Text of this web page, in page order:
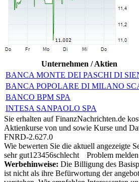
Unternehmen / Aktien
BANCA MONTE DEI PASCHI DI
BANCA POPOLARE DI MILANO
BANCO BPM SPA
INTESA SANPAOLO SPA
Sie erhalten auf FinanzNachrichten.de
Aktienkurse von und sowie Kurse und
FNRD-2.627.0
Wie bewerten Sie die aktuell angezeigte
sehr gut1 23456schlecht
Problem melden
Werbehinweise: Die Billigung des
ist nicht als ihre Befürwortung der